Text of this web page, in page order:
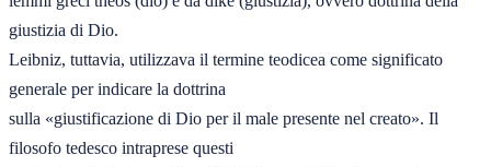
giustizia di Dio.
Leibniz, tuttavia, utilizzava il termine teodicea come significato
generale per indicare la dottrina
sulla «giustificazione di Dio per il male presente nel creato». Il
filosofo tedesco intraprese questi